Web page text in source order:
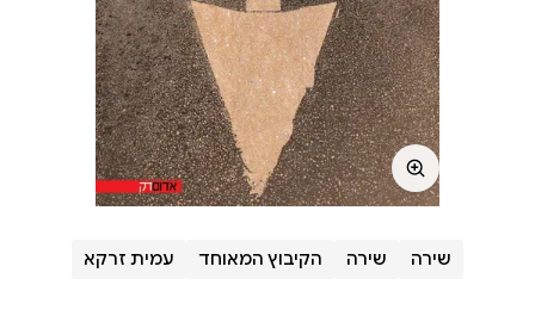
שירה שירה הקיבוץ המאוחד עמית זרקא